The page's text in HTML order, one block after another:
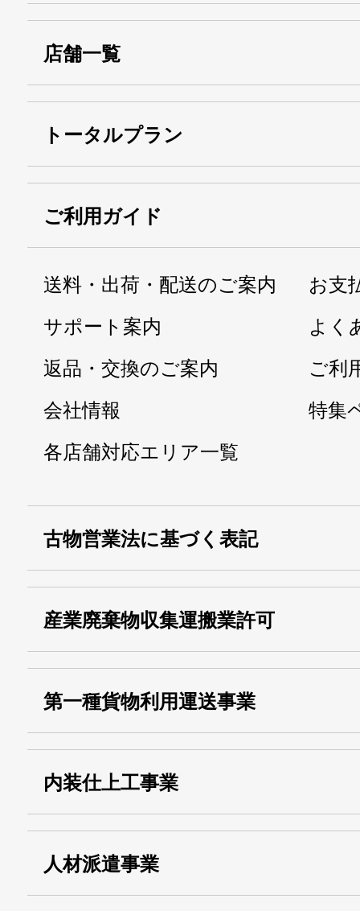
店舗一覧
トータルプラン
ご利用ガイド
送料・出荷・配送のご案内
お支
サポート案内
よく
返品・交換のご案内
ご利
会社情報
特集
各店舗対応エリア一覧
古物営業法に基づく表記
産業廃棄物収集運搬業許可
運搬業許可証番号：
13000155805
第一種貨物利用運送事業
事業
関自貨：
内装仕上工事業
人材派遣事業